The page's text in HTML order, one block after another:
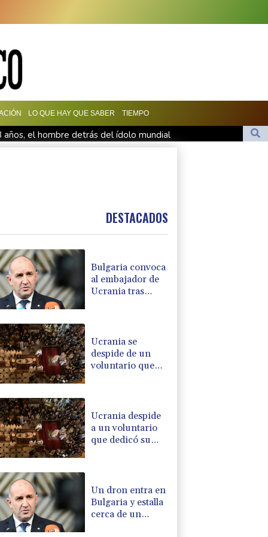
LO QUE HAY QUE SABER TIEMPO
el hombre detrás del ídolo mundial
forestales
en la frontera con Rumania
DESTACADOS
Bulgaria convoca
al embajador de
Ucrania tras
Ucrania se
despide de un
voluntario que
Ucrania despide
a un voluntario
que dedicó su
Un dron entra en
Bulgaria y estalla
cerca de un